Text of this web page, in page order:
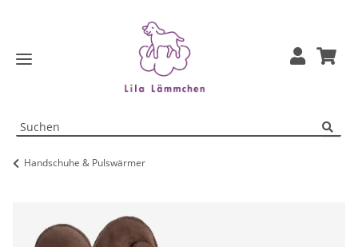
Handschuhe & Pulswärmer